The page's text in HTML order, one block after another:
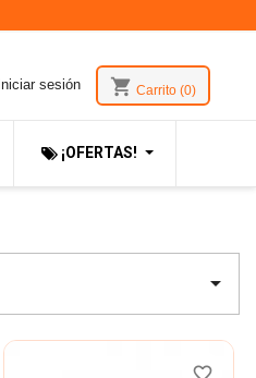
Iniciar sesión shopping_cart Carrito (0)
¡OFERTAS!
